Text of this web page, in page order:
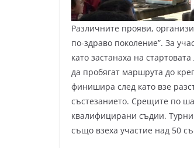
Различните прояви,
по-здраво поколение”. За
като застанаха на
да пробягат маршрута до
финишира след като взе
състезанието. Срещите по
квалифицирани съдии.
също взеха участие над 50